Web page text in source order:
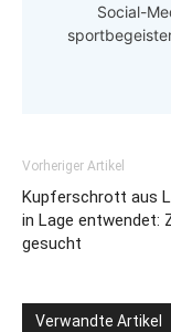
Social-
Vorheriger Artikel
Kupferschrott aus
in Lage entwendet:
gesucht
Verwandte Artikel